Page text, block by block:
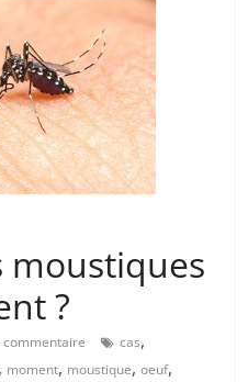
moustiques
?
commentaire cas,
, moment, moustique,oeuf,